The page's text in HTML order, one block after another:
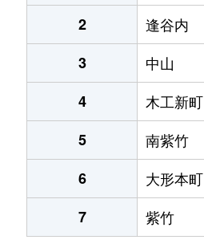
2
逢谷内
3
中山
4
木工新町
5
南紫竹
6
大形本町
7
紫竹